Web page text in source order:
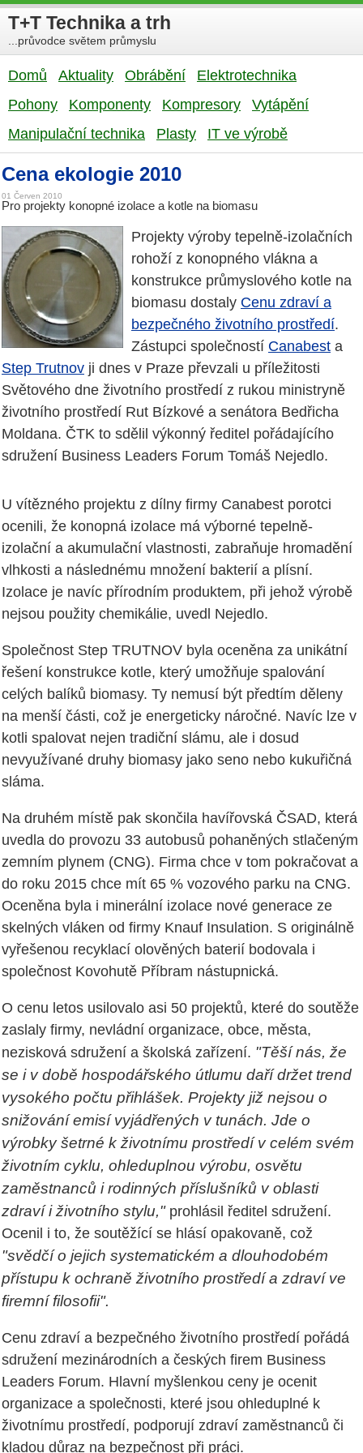
T+T Technika a trh
...průvodce světem průmyslu
Domů Aktuality Obrábění
Elektrotechnika
Pohony
Komponenty Kompresory
Vytápění
Manipulační technika
Plasty IT ve výrobě
Cena ekologie 2010
01 Červen 2010
Pro projekty konopné izolace a kotle na biomasu
Projekty výroby tepelně-izolačních
rohoží z konopného vlákna a
konstrukce průmyslového kotle na
biomasu dostaly Cenu zdraví a
bezpečného životního prostředí.
Zástupci společností Canabest a
Step Trutnov ji dnes v Praze převzali u příležitosti
Světového dne životního prostředí z rukou ministryně
životního prostředí Rut Bízkové a senátora Bedřicha
Moldana. ČTK to sdělil výkonný ředitel pořádajícího
sdružení Business Leaders Forum Tomáš Nejedlo.
U vítězného projektu z dílny firmy Canabest porotci
ocenili, že konopná izolace má výborné tepelně-
izolační a akumulační vlastnosti, zabraňuje hromadění
vlhkosti a následnému množení bakterií a plísní.
Izolace je navíc přírodním produktem, při jehož výrobě
nejsou použity chemikálie, uvedl Nejedlo.
Společnost Step TRUTNOV byla oceněna za unikátní
řešení konstrukce kotle, který umožňuje spalování
celých balíků biomasy. Ty nemusí být předtím děleny
na menší části, což je energeticky náročné. Navíc lze v
kotli spalovat nejen tradiční slámu, ale i dosud
nevyužívané druhy biomasy jako seno nebo kukuřičná
sláma.
Na druhém místě pak skončila havířovská ČSAD, která
uvedla do provozu 33 autobusů pohaněných stlačeným
zemním plynem (CNG). Firma chce v tom pokračovat a
do roku 2015 chce mít 65 % vozového parku na CNG.
Oceněna byla i minerální izolace nové generace ze
skelných vláken od firmy Knauf Insulation. S originálně
vyřešenou recyklací olověných baterií bodovala i
společnost Kovohutě Příbram nástupnická.
O cenu letos usilovalo asi 50 projektů, které do soutěže
zaslaly firmy, nevládní organizace, obce, města,
nezisková sdružení a školská zařízení. "Těší nás, že
se i v době hospodářského útlumu daří držet trend
vysokého počtu přihlášek. Projekty již nejsou o
snižování emisí vyjádřených v tunách. Jde o
výrobky šetrné k životnímu prostředí v celém svém
životním cyklu, ohleduplnou výrobu, osvětu
zaměstnanců i rodinných příslušníků v oblasti
zdraví i životního stylu,"prohlásil ředitel sdružení.
Ocenil i to, že soutěžící se hlásí opakovaně, což
"svědčí o jejich systematickém a dlouhodobém
přístupu k ochraně životního prostředí a zdraví ve
firemní filosofii".
Cenu zdraví a bezpečného životního prostředí pořádá
sdružení mezinárodních a českých firem Business
Leaders Forum. Hlavní myšlenkou ceny je ocenit
organizace a společnosti, které jsou ohleduplné k
životnímu prostředí, podporují zdraví zaměstnanců či
kladou důraz na bezpečnost při práci.